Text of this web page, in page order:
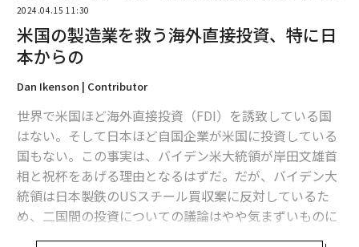
2024.04.15 11:30
米国の製造業を救う海外直接投資、特に日
本からの
Dan Ikenson | Contributor
世界で米国ほど海外直接投資（FDI）を誘致している国
はない。そして日本ほど自国企業が米国に投資している
国もない。この事実は、バイデン米大統領が岸田文雄首
相と祝杯をあげる理由となるはずだ。だが、バイデン大
統領は日本製鉄のUSスチール買収案に反対しているた
め、二国間の投資についての議論はやや気まずいものに
なっている。